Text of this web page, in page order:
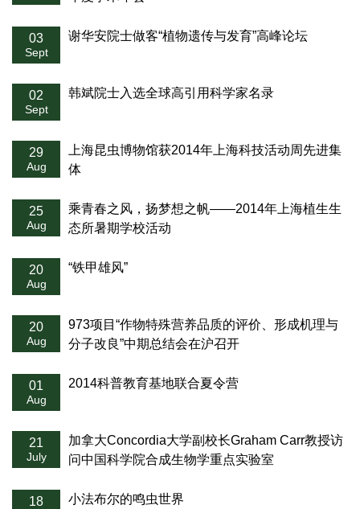
03
Sept
谢华安院士做客“植物遗传与发育”高峰论坛
02
Sept
韩斌院士入选全球高引用科学家名录
29
Aug
上海昆虫博物馆获2014年上海科技活动周先进集
体
25
Aug
乘青春之风，扬梦想之帆——2014年上海植生生
态所暑期学校活动
20
Aug
“铁甲雄风”
20
Aug
973项目“作物特殊营养品质的评价、形成机理与
分子改良”中期总结会在沪召开
01
Aug
2014科普教育基地联合夏令营
21
July
加拿大Concordia大学副校长Graham Carr教授访
问中国科学院合成生物学重点实验室
18 小法布尔的鸣虫世界